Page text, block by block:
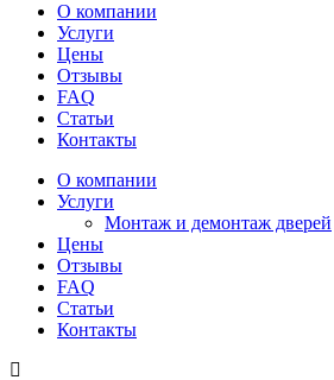
О компании
Услуги
Цены
Отзывы
FAQ
Статьи
Контакты
О компании
Услуги
Монтаж и демонтаж дверей
Цены
Отзывы
FAQ
Статьи
Контакты